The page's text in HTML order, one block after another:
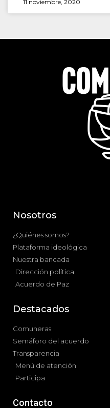
11 noviembre, 2020
Nosotros
¿Quiénes somos?
Plataforma ideológica
Nuestra bancada
Dirección política
Acuerdo de Paz
Destacados
Comuneras
Semáforo del acuerdo
Transparencia
Menú de atención
Participa
Contacto